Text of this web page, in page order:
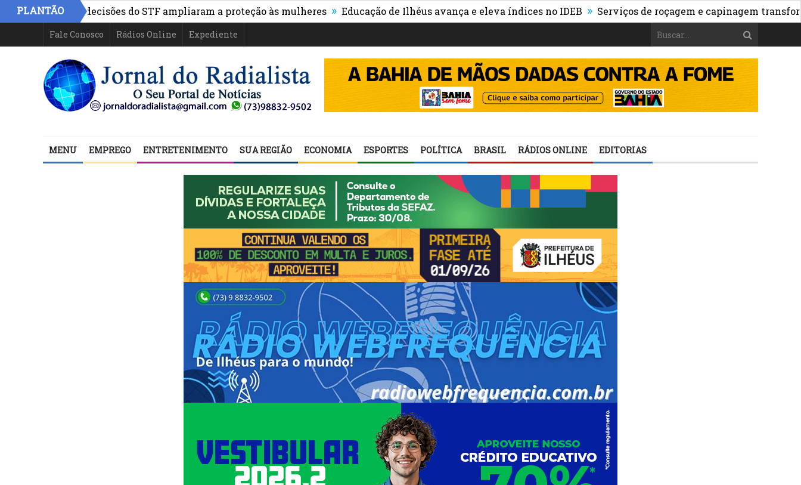
PLANTÃO
Penha: decisões do STF ampliaram a proteção às mulheres » Educação de Ilhéus avança e eleva índices no IDEB » Serviços de roçagem e capinagem transformam o
Fale Conosco Rádios Online Expediente
MENU EMPREGO ENTRETENIMENTO SUA REGIÃO ECONOMIA ESPORTES POLÍTICA BRASIL RÁDIOS ONLINE EDITORIAS